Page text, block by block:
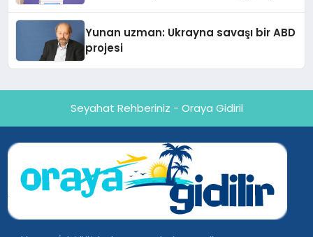
Yunan uzman: Ukrayna savaşı bir ABD
projesi
Seyahat Rehberiniz - Oraya Gidiril